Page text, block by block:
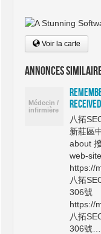
Voir la carte
Annonces
八拓
新莊區
about
web-site.
https://
八拓
306號
https://
八拓
306號…